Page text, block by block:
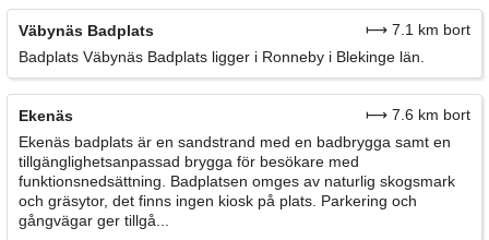
Väbynäs Badplats
⟼ 7.1 km bort
Badplats Väbynäs Badplats ligger i Ronneby i Blekinge län.
Ekenäs
⟼ 7.6 km bort
Ekenäs badplats är en sandstrand med en badbrygga samt en
tillgänglighetsanpassad brygga för besökare med
funktionsnedsättning. Badplatsen omges av naturlig skogsmark
och gräsytor, det finns ingen kiosk på plats. Parkering och
gångvägar ger tillgå...